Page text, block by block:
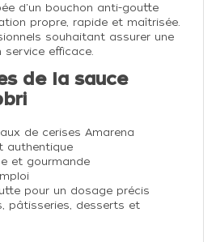
d'un bouchon anti-goutte
propre, rapide et maîtrisée.
souhaitant assurer une
efficace.
de la sauce
de cerises Amarena
authentique
et gourmande
pour un dosage précis
pâtisseries, desserts et